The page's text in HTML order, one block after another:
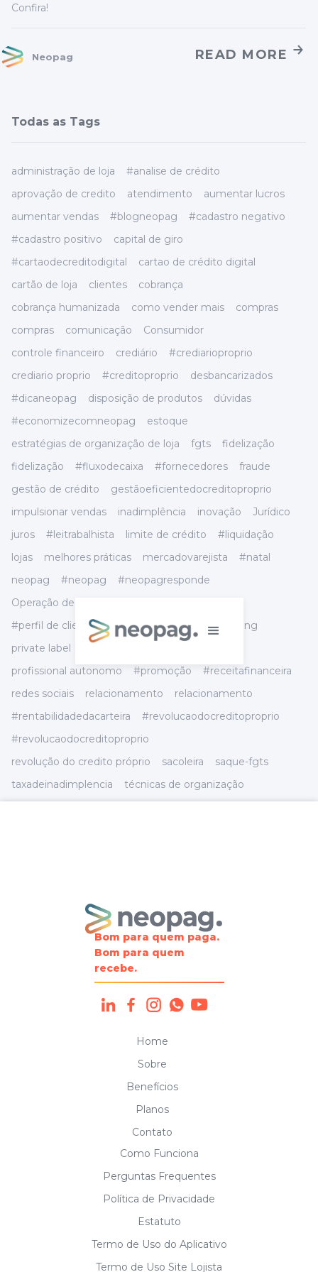
Confira!
Neopag READ MORE
Todas as Tags
administração de loja
#analise de crédito
aprovação de credito
atendimento
aumentar lucros
aumentar vendas
#blogneopag
#cadastro negativo
#cadastro positivo
capital de giro
#cartaodecreditodigital
cartao de crédito digital
cartão de loja
clientes
cobrança
cobrança humanizada
como vender mais
compras
compras
comunicação
Consumidor
controle financeiro
crediário
#crediarioproprio
crediario proprio
#creditoproprio
desbancarizados
#dicaneopag
disposição de produtos
dúvidas
#economizecomneopag
estoque
estratégias de organização de loja
fgts
fidelização
fidelização
#fluxodecaixa #fornecedores
fraude
gestão de crédito
gestãoeficientedocreditoproprio
impulsionar vendas
inadimplência inovação
Jurídico
juros
#leitrabalhista limite de crédito
#liquidação
lojas
melhores práticas mercadovarejista
#natal
neopag
#neopag
#neopagresponde
Operação de Loja
#perfil de cliente
precificação preço
#pricing
private label
profissional autonomo
#promoção
#receitafinanceira
redes sociais
relacionamento
relacionamento
#rentabilidadedacarteira
#revolucaodocreditoproprio
#revolucaodocreditoproprio
revolução do credito próprio
sacoleira
saque-fgts
taxadeinadimplencia
técnicas de organização
DICA NEOPAG
Bom para quem paga.
Bom para quem
recebe.
Home
Sobre
Benefícios
Planos
Contato
Como Funciona
Perguntas Frequentes
Política de Privacidade
Estatuto
Termo de Uso do Aplicativo
Termo de Uso Site Lojista